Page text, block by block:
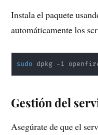
Instala el paquete
automáticamente los
sudo dpkg -i
Gestión del
Asegúrate de que el